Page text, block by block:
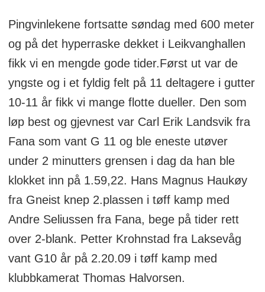
Pingvinlekene fortsatte søndag med 600 meter
og på det hyperraske dekket i Leikvanghallen
fikk vi en mengde gode tider.Først ut var de
yngste og i et fyldig felt på 11 deltagere i gutter
10-11 år fikk vi mange flotte dueller. Den som
løp best og gjevnest var Carl Erik Landsvik fra
Fana som vant G 11 og ble eneste utøver
under 2 minutters grensen i dag da han ble
klokket inn på 1.59,22. Hans Magnus Haukøy
fra Gneist knep 2.plassen i tøff kamp med
Andre Seliussen fra Fana, bege på tider rett
over 2-blank. Petter Krohnstad fra Laksevåg
vant G10 år på 2.20.09 i tøff kamp med
klubbkamerat Thomas Halvorsen.